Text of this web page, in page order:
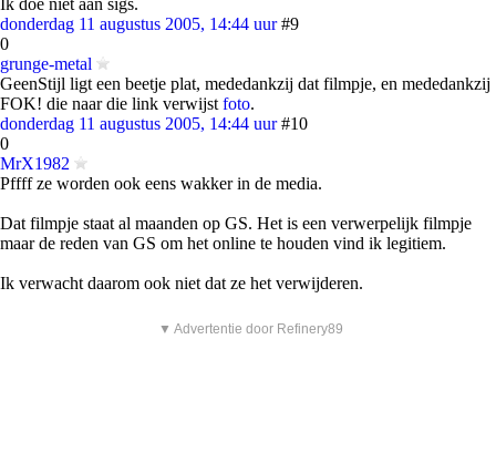
Ik doe niet aan sigs.
donderdag 11 augustus 2005, 14:44 uur #9
0
grunge-metal
GeenStijl ligt een beetje plat, mededankzij dat filmpje, en mededankzij
FOK! die naar die link verwijst foto.
donderdag 11 augustus 2005, 14:44 uur #10
0
MrX1982
Pffff ze worden ook eens wakker in de media.
Dat filmpje staat al maanden op GS. Het is een verwerpelijk filmpje
maar de reden van GS om het online te houden vind ik legitiem.
Ik verwacht daarom ook niet dat ze het verwijderen.
▼ Advertentie door Refinery89